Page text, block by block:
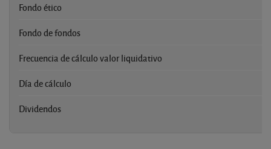
Fondo ético
Fondo de fondos
Frecuencia de cálculo valor liquidativo
Día de cálculo
Dividendos